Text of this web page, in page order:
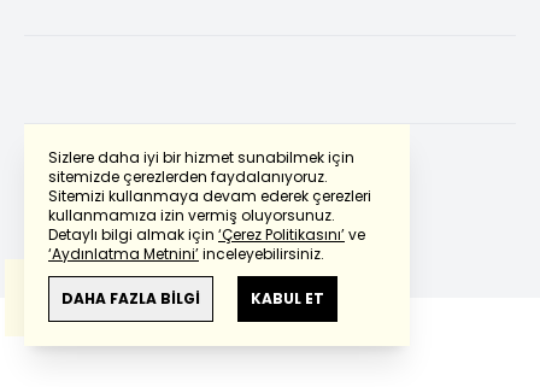
Sizlere daha iyi bir hizmet sunabilmek için
sitemizde çerezlerden faydalanıyoruz.
Sitemizi kullanmaya devam ederek çerezleri
kullanmamıza izin vermiş oluyorsunuz.
Detaylı bilgi almak için ‘Çerez Politikasını’ve
‘Aydınlatma Metnini’inceleyebilirsiniz.
DAHA FAZLA BİLGİ KABUL ET
Powered by Translate
Bu çevirideGoogle Transletekullanılmıştır.
Anlam ve çeviri hatalarından
haberturk.com
sorumlu değildir.